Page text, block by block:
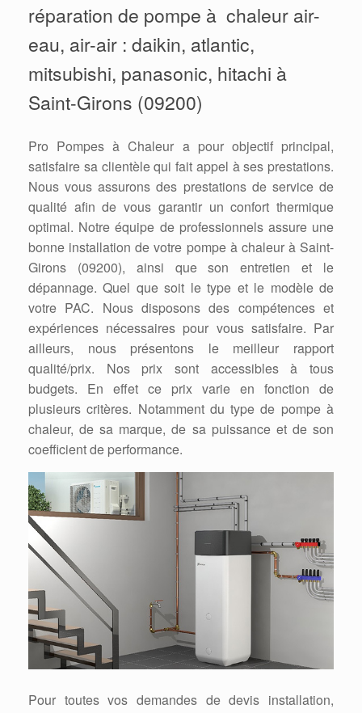
réparation de pompe à chaleur air-
eau, air-air : daikin, atlantic,
mitsubishi, panasonic, hitachi à
Saint-Girons (09200)
Pro Pompes à Chaleur a pour objectif principal,
satisfaire sa clientèle qui fait appel à ses prestations.
Nous vous assurons des prestations de service de
qualité afin de vous garantir un confort thermique
optimal. Notre équipe de professionnels assure une
bonne installation de votre pompe à chaleur à Saint-
Girons (09200), ainsi que son entretien et le
dépannage. Quel que soit le type et le modèle de
votre PAC. Nous disposons des compétences et
expériences nécessaires pour vous satisfaire. Par
ailleurs, nous présentons le meilleur rapport
qualité/prix. Nos prix sont accessibles à tous
budgets. En effet ce prix varie en fonction de
plusieurs critères. Notamment du type de pompe à
chaleur, de sa marque, de sa puissance et de son
coefficient de performance.
Pour toutes vos demandes de devis installation,